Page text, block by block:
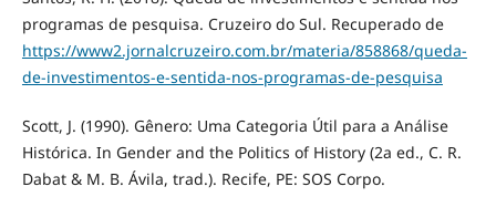
programas de pesquisa. Cruzeiro do Sul. Recuperado de
https://www2.jornalcruzeiro.com.br/materia/858868/queda-
de-investimentos-e-sentida-nos-programas-de-pesquisa
Scott, J. (1990). Gênero: Uma Categoria Útil para a Análise
Histórica. In Gender and the Politics of History (2a ed., C. R.
Dabat & M. B. Ávila, trad.). Recife, PE: SOS Corpo.